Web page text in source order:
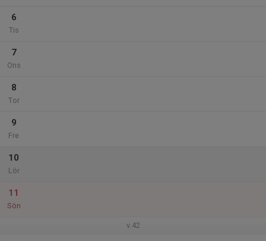
6
Tis
7
Ons
8
Tor
9
Fre
10
Lör
11
Sön
v.42